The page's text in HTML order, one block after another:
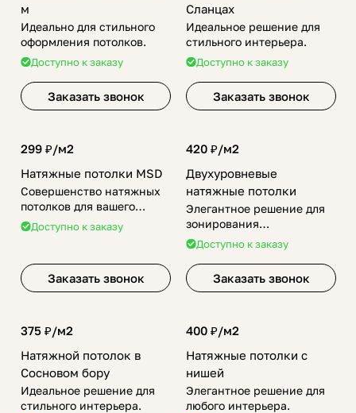
м
Идеально для стильного
оформления потолков.
Доступно к заказу
Заказать звонок
Сланцах
Идеальное решение для
стильного интерьера.
Доступно к заказу
Заказать звонок
299 ₽/м2
Натяжные потолки MSD
Совершенство натяжных
потолков для вашего
интерьера.
Доступно к заказу
Заказать звонок
420 ₽/м2
Двухуровневые
натяжные потолки
Элегантное решение для
зонирования
пространства.
Доступно к заказу
Заказать звонок
375 ₽/м2
Натяжной потолок в
Сосновом бору
Идеальное решение для
стильного интерьера.
400 ₽/м2
Натяжные потолки с
нишей
Элегантное решение для
любого интерьера.